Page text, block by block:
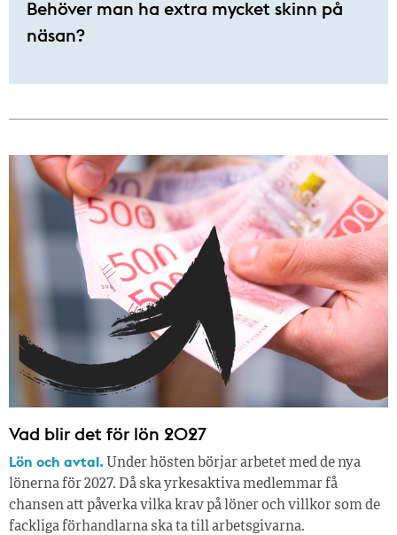
Behöver man ha extra mycket skinn på
näsan?
Vad blir det för lön 2027
Lön och avtal. Under hösten börjar arbetet med de nya
lönerna för 2027. Då ska yrkesaktiva medlemmar få
chansen att påverka vilka krav på löner och villkor som de
fackliga förhandlarna ska ta till arbetsgivarna.